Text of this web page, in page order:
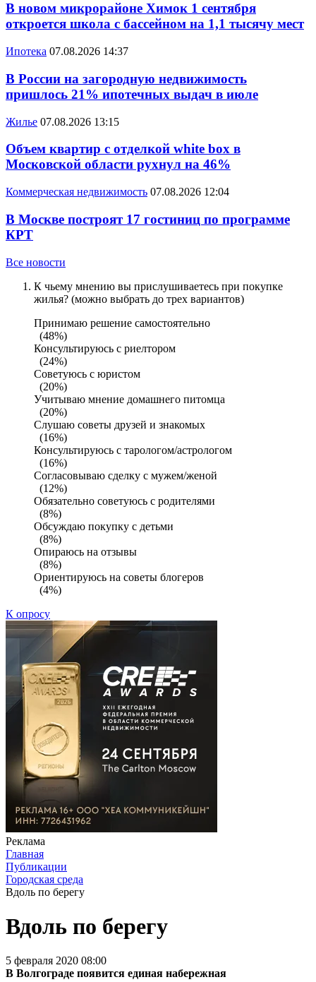
В новом микрорайоне Химок 1 сентября
откроется школа с бассейном на 1,1 тысячу мест
Ипотека 07.08.2026 14:37
В России на загородную недвижимость
пришлось 21% ипотечных выдач в июле
Жилье 07.08.2026 13:15
Объем квартир с отделкой white box в
Московской области рухнул на 46%
Коммерческая недвижимость 07.08.2026 12:04
В Москве построят 17 гостиниц по программе
КРТ
Все новости
К чьему мнению вы прислушиваетесь при покупке
жилья? (можно выбрать до трех вариантов)
Принимаю решение самостоятельно
(48%)
Консультируюсь с риелтором
(24%)
Советуюсь с юристом
(20%)
Учитываю мнение домашнего питомца
(20%)
Слушаю советы друзей и знакомых
(16%)
Консультируюсь с тарологом/астрологом
(16%)
Согласовываю сделку с мужем/женой
(12%)
Обязательно советуюсь с родителями
(8%)
Обсуждаю покупку с детьми
(8%)
Опираюсь на отзывы
(8%)
Ориентируюсь на советы блогеров
(4%)
К опросу
Реклама
Главная
Публикации
Городская среда
Вдоль по берегу
Вдоль по берегу
5 февраля 2020 08:00
В Волгограде появится единая набережная